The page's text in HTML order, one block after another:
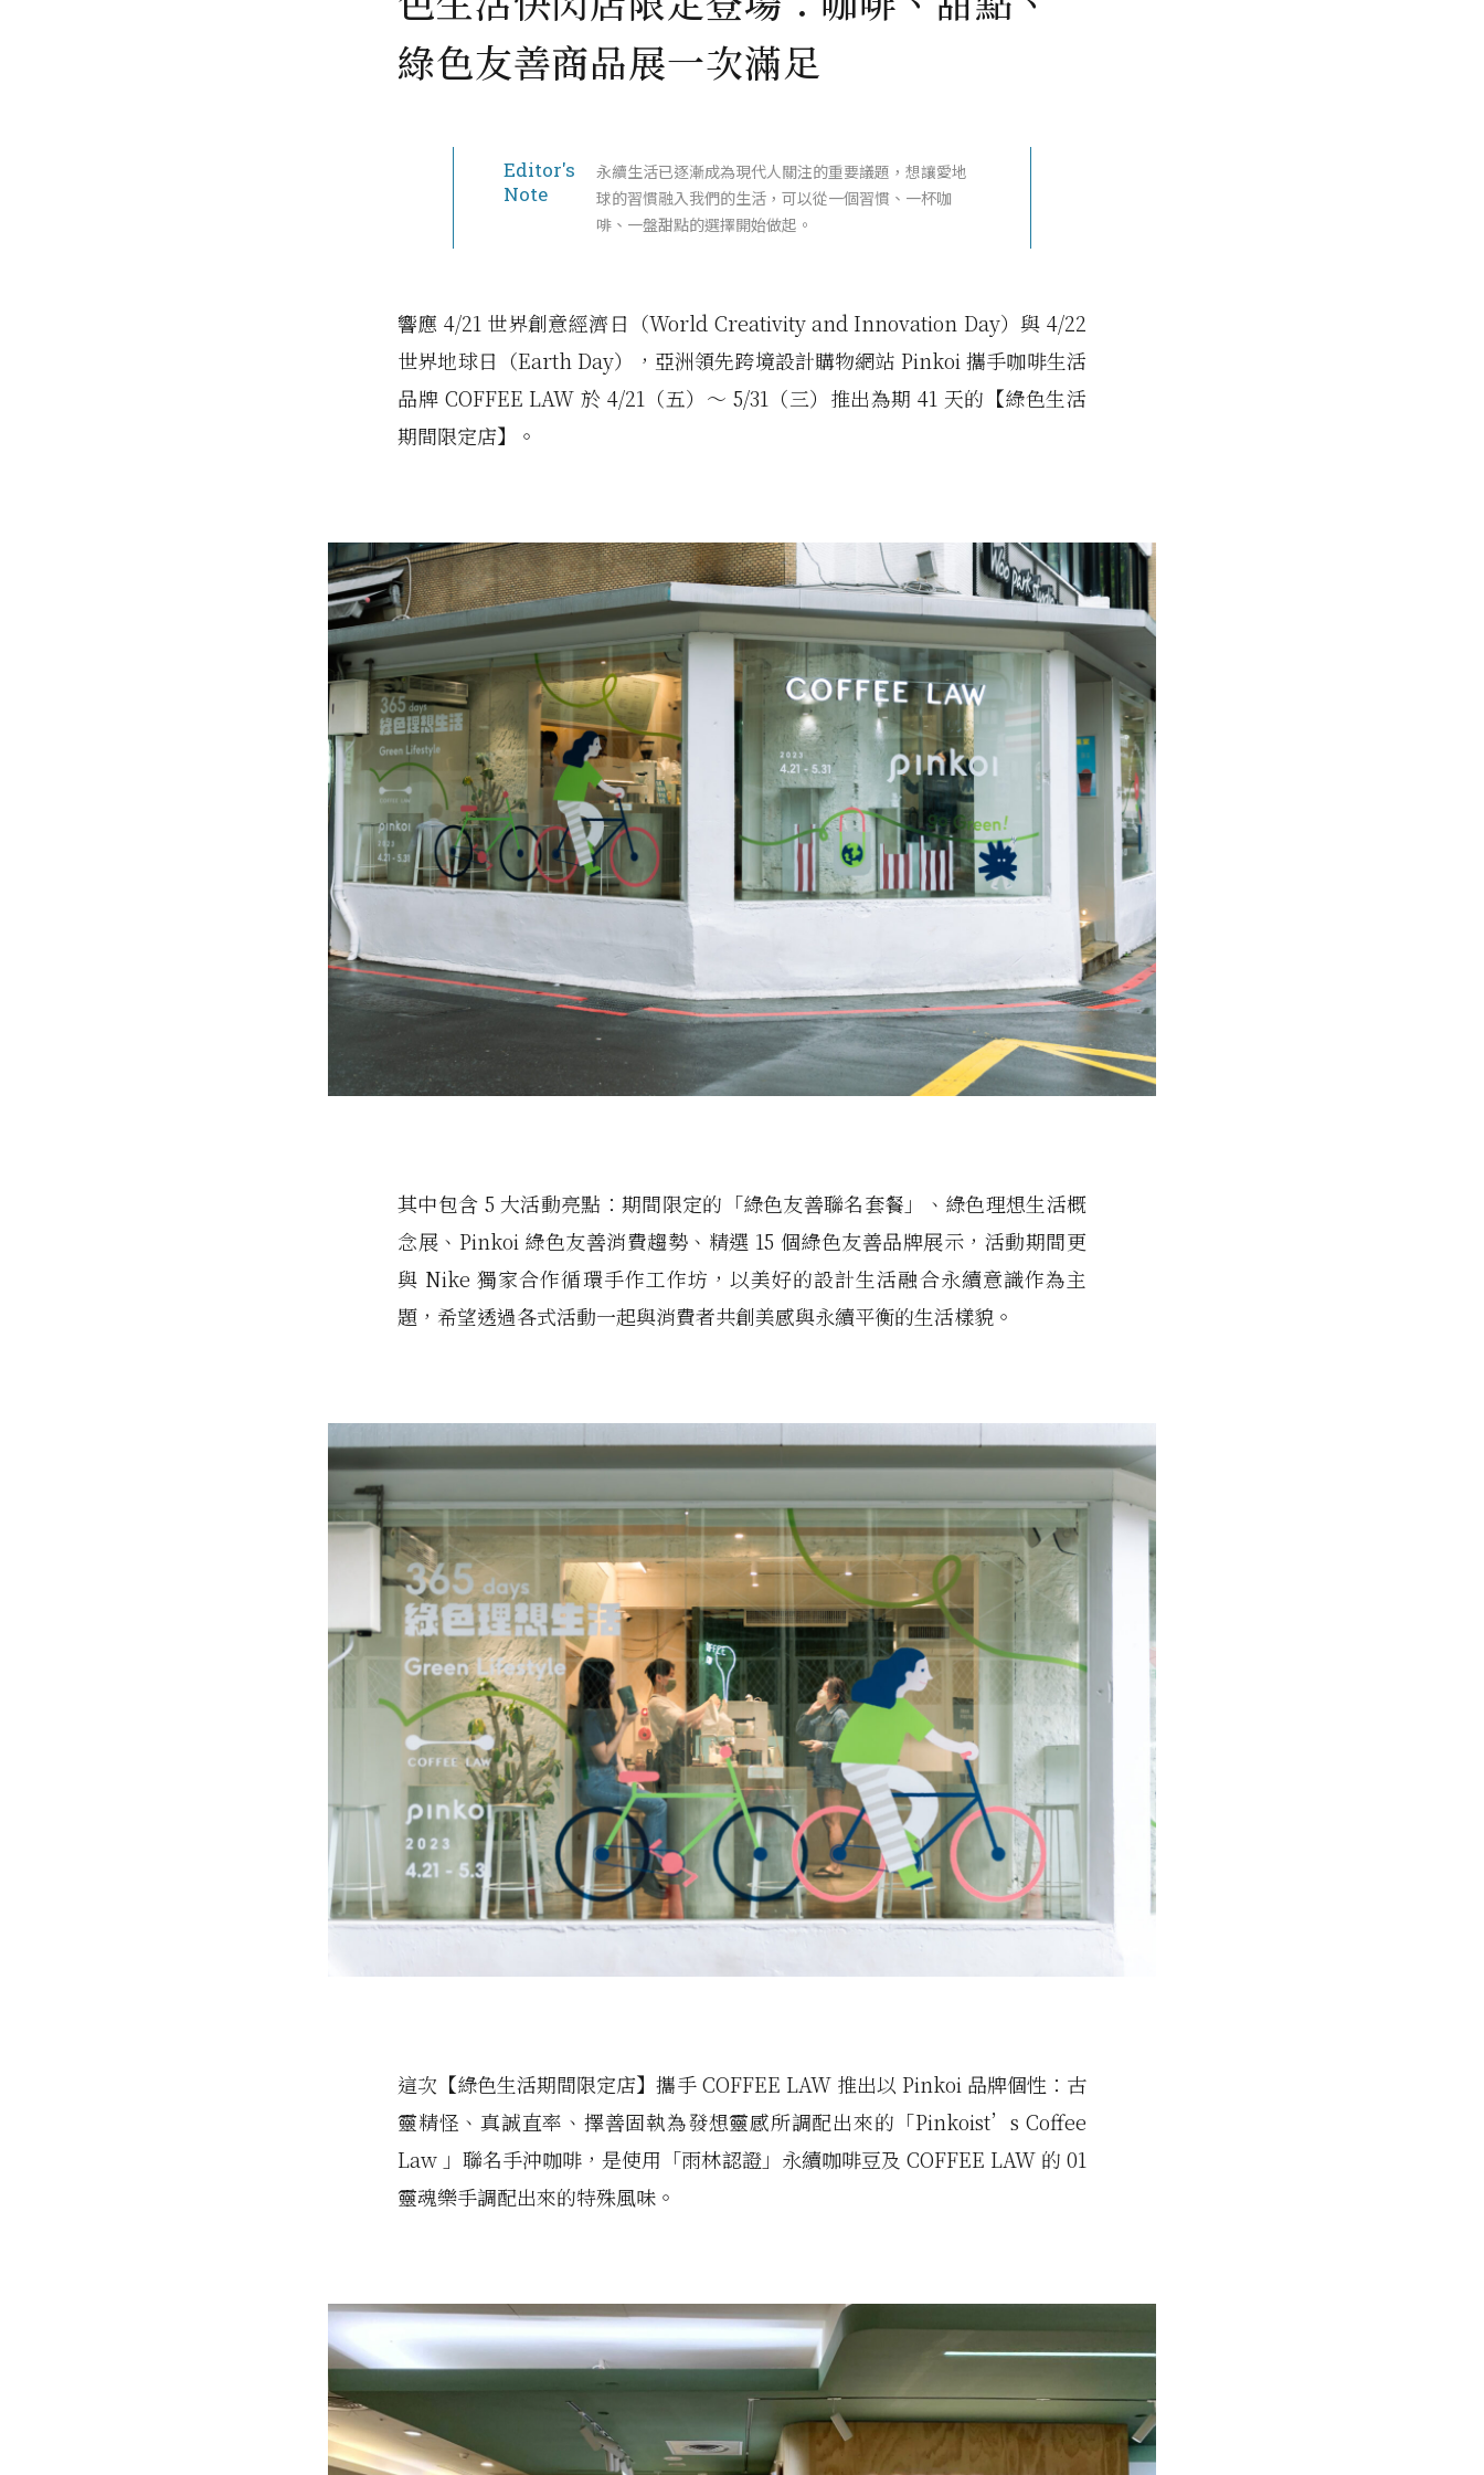
綠色友善商品展一次滿足
Editor's
Note
永續生活已逐漸成為現代人關注的重要議題，想讓愛地
球的習慣融入我們的生活，可以從一個習慣、一杯咖
啡、一盤甜點的選擇開始做起。
響應 4/21 世界創意經濟日（World Creativity and Innovation Day）與 4/22
世界地球日（Earth Day），亞洲領先跨境設計購物網站 Pinkoi 攜手咖啡生活
品牌 COFFEE LAW 於 4/21（五）～ 5/31（三）推出為期 41 天的【綠色生活
期間限定店】。
其中包含 5 大活動亮點：期間限定的「綠色友善聯名套餐」、綠色理想生活概
念展、Pinkoi 綠色友善消費趨勢、精選 15 個綠色友善品牌展示，活動期間更
與 Nike 獨家合作循環手作工作坊，以美好的設計生活融合永續意識作為主
題，希望透過各式活動一起與消費者共創美感與永續平衡的生活樣貌。
這次【綠色生活期間限定店】攜手 COFFEE LAW 推出以 Pinkoi 品牌個性：古
靈精怪、真誠直率、擇善固執為發想靈感所調配出來的「Pinkoist’s Coffee
Law 」聯名手沖咖啡，是使用「雨林認證」永續咖啡豆及 COFFEE LAW 的 01
靈魂樂手調配出來的特殊風味。